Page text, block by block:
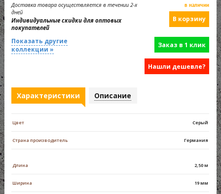
Доставка товара осуществляется в течении 2-х
дней
Индивидуальные скидки для оптовых
покупателей
в наличии
Показать другие
коллекции »
Заказ в 1 клик
Нашли дешевле?
Характеристики Описание
Цвет Серый
Страна производитель Германия
Длина 2,50 м
Ширина 19 мм